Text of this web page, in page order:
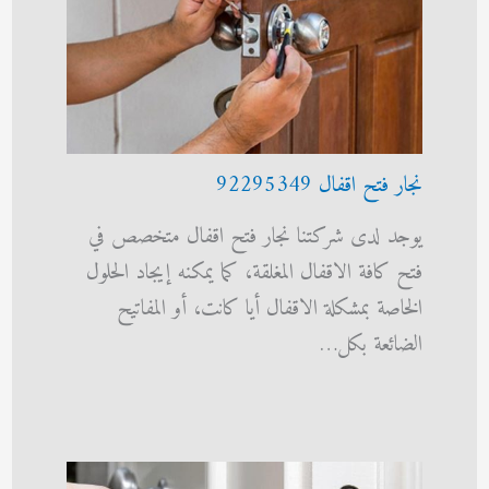
نجار فتح اقفال 92295349
يوجد لدى شركتنا نجار فتح اقفال متخصص في
فتح كافة الاقفال المغلقة، كما يمكنه إيجاد الحلول
الخاصة بمشكلة الاقفال أيا كانت، أو المفاتيح
الضائعة بكل…